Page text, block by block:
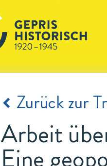
Zurück zur
Arbeit
Eine